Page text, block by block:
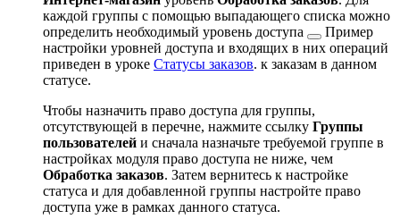
каждой группы с помощью выпадающего списка можно
определить необходимый уровень доступа
Пример
настройки уровней доступа и входящих в них операций
приведен в уроке Статусы заказов. к заказам в данном
статусе.
Чтобы назначить право доступа для группы,
отсутствующей в перечне, нажмите ссылку Группы
пользователей и сначала назначьте требуемой группе в
настройках модуля право доступа не ниже, чем
Обработка заказов. Затем вернитесь к настройке
статуса и для добавленной группы настройте право
доступа уже в рамках данного статуса.